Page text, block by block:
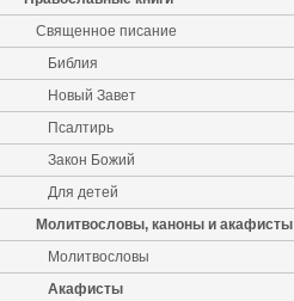
Священное писание
Библия
Новый Завет
Псалтирь
Закон Божий
Для детей
Молитвословы, каноны и акафисты
Молитвословы
Акафисты